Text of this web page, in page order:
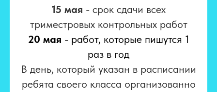
15 мая - срок сдачи всех
триместровых контрольных работ
20 мая - работ, которые пишутся 1
раз в год
В день, который указан в расписании
ребята своего класса организованно